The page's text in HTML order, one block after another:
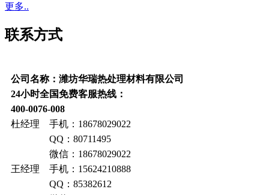
更多..
联系方式
公司名称：潍坊华瑞热处理材料有限公司
24小时全国免费客服热线：
400-0076-008
杜经理 手机：18678029022
QQ：80711495
微信：18678029022
王经理 手机：15624210888
QQ：85382612